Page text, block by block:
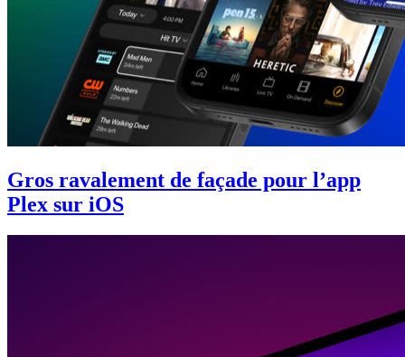
Gros ravalement de façade pour l’app
Plex sur iOS